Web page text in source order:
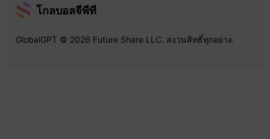
โกลบอลจีพีที
GlobalGPT © 2026 Future Share LLC. สงวนสิทธิ์ทุกอย่าง.